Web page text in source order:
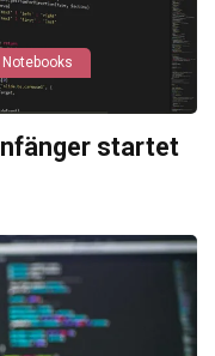
Notebooks
startet